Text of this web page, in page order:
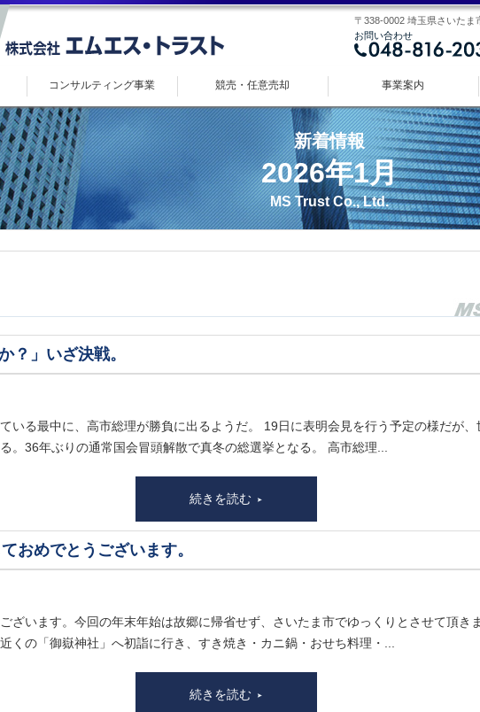
〒338-0002 埼玉県さいたま
お問い合わせ
コンサルティング事業 競売・任意売却 事業案内
新着情報
2026年1月
MS Trust Co., Ltd.
？」いざ決戦。
いる最中に、高市総理が勝負に出るようだ。 19日に表明会見を行う予定の様だが、
。36年ぶりの通常国会冒頭解散で真冬の総選挙となる。 高市総理...
続きを読む
おめでとうございます。
ざいます。今回の年末年始は故郷に帰省せず、さいたま市でゆっくりとさせて頂き
くの「御嶽神社」へ初詣に行き、すき焼き・カニ鍋・おせち料理・...
続きを読む